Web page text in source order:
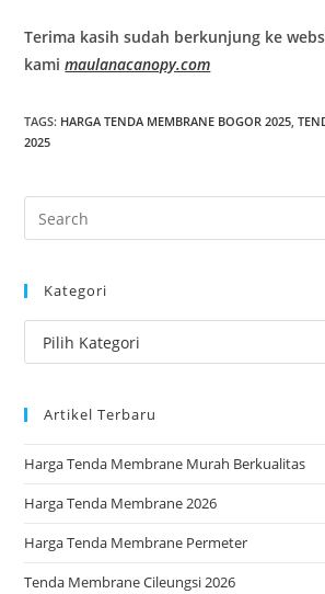
Terima kasih sudah berkunjung ke
kamimaulanacanopy.com
TAGS: HARGA TENDA MEMBRANE BOGOR 2025,
2025
Kategori
Kategori
Artikel Terbaru
Harga Tenda Membrane Murah Berkualitas
Harga Tenda Membrane 2026
Harga Tenda Membrane Permeter
Tenda Membrane Cileungsi 2026